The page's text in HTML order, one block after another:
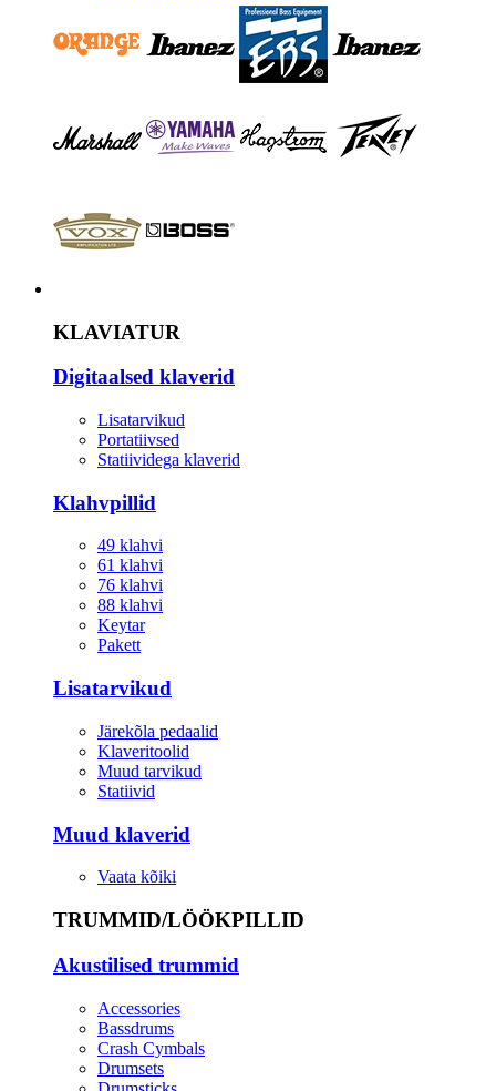
KLAVIATUR
Digitaalsed klaverid
Lisatarvikud
Portatiivsed
Statiividega klaverid
Klahvpillid
49 klahvi
61 klahvi
76 klahvi
88 klahvi
Keytar
Pakett
Lisatarvikud
Järekõla pedaalid
Klaveritoolid
Muud tarvikud
Statiivid
Muud klaverid
Vaata kõiki
TRUMMID/LÖÖKPILLID
Akustilised trummid
Accessories
Bassdrums
Crash Cymbals
Drumsets